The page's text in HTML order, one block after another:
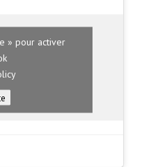
» pour activer